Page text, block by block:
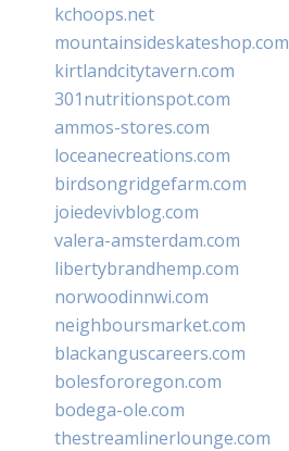
kchoops.net
mountainsideskateshop.com
kirtlandcitytavern.com
301nutritionspot.com
ammos-stores.com
loceanecreations.com
birdsongridgefarm.com
joiedevivblog.com
valera-amsterdam.com
libertybrandhemp.com
norwoodinnwi.com
neighboursmarket.com
blackanguscareers.com
bolesfororegon.com
bodega-ole.com
thestreamlinerlounge.com